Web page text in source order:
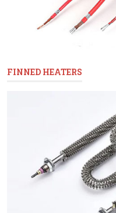
FINNED HEATERS